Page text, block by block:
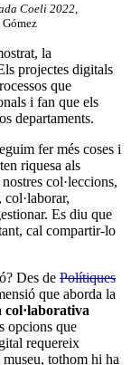
Coeli 2022
la
projectes digitals
que
i fan que els
departaments.
fer més coses i
riquesa als
col·leccions,
col·laborar,
Es diu que
cal compartir-lo
Des de Polítiques
que aborda la
opcions que
requereix
tothom hi ha